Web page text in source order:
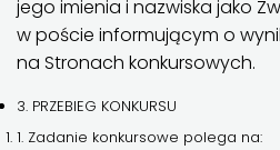
jego imienia i nazwiska jako
w poście informującym o
na Stronach konkursowych.
3. PRZEBIEG KONKURSU
1. Zadanie konkursowe polega na: